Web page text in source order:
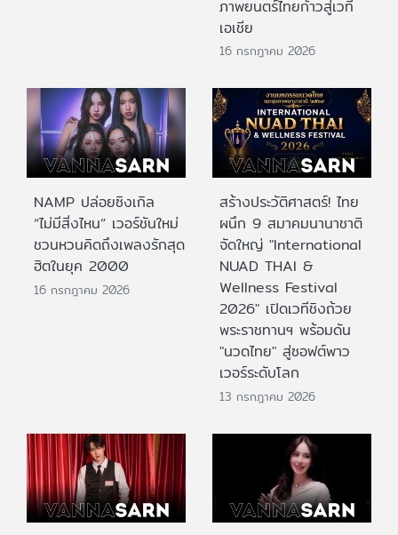
ภาพยนตร์ไทยก้าวสู่เวที
เอเชีย
16 กรกฎาคม 2026
NAMP ปล่อยซิงเกิล
“ไม่มีสิ่งไหน” เวอร์ชันใหม่
ชวนหวนคิดถึงเพลงรักสุด
ฮิตในยุค 2000
16 กรกฎาคม 2026
สร้างประวัติศาสตร์! ไทย
ผนึก 9 สมาคมนานาชาติ
จัดใหญ่ "International
NUAD THAI &
Wellness Festival
2026" เปิดเวทีชิงถ้วย
พระราชทานฯ พร้อมดัน
"นวดไทย" สู่ซอฟต์พาว
เวอร์ระดับโลก
13 กรกฎาคม 2026